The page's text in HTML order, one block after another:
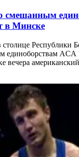
смешанным
в Минске
Республики
единоборствам ACA
вечера